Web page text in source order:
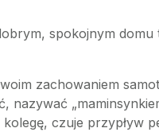
spokojnym domu
zachowaniem
czuje przypływ